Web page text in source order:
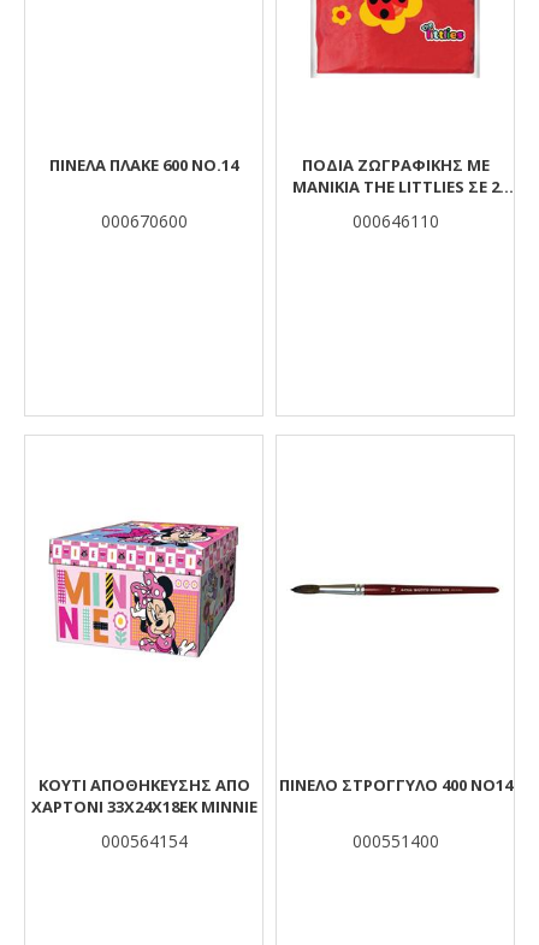
ΠΙΝΕΛΑ ΠΛΑΚΕ 600 ΝΟ.14
000670600
ΠΟΔΙΆ ΖΩΓΡΑΦΙΚΉΣ ΜΕ
ΜΑΝΊΚΙΑ THE LITTLIES ΣΕ 2
000646110
ΚΟΥΤΙ ΑΠΟΘΗΚΕΥΣΗΣ ΑΠΟ
ΧΑΡΤΟΝΙ 33Χ24Χ18ΕΚ MINNIE
000564154
ΠΙΝΕΛΟ ΣΤΡΟΓΓΥΛΟ 400 ΝΟ14
000551400